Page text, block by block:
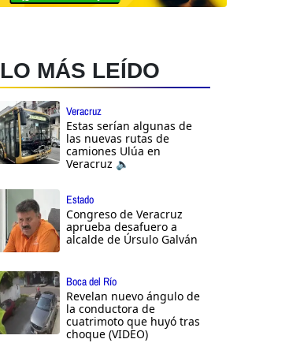
LO MÁS LEÍDO
Veracruz
Estas serían algunas de
las nuevas rutas de
camiones Ulúa en
Veracruz 🔈
Estado
Congreso de Veracruz
aprueba desafuero a
alcalde de Úrsulo Galván
Boca del Río
Revelan nuevo ángulo de
la conductora de
cuatrimoto que huyó tras
choque (VIDEO)